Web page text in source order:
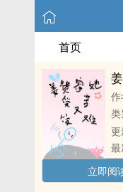
首页
作
类
更
最
立即阅